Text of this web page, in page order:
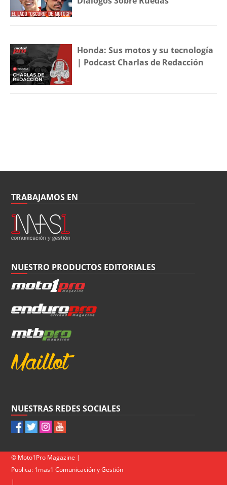
Honda: Sus motos y su tecnología
| Podcast Charlas de Redacción
TRABAJAMOS EN
NUESTRO PRODUCTOS EDITORIALES
NUESTRAS REDES SOCIALES
© Moto1Pro Magazine |
Publica: 1mas1 Comunicación y Gestión
|